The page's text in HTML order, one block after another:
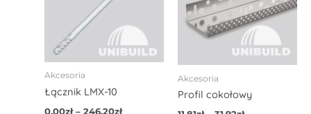
Akcesoria
Łącznik LMX-10
0,00zł – 246,20zł
wariantów.
Opcje
można
Akcesoria
Profil cokołowy
31,92zł wiele
Opcje